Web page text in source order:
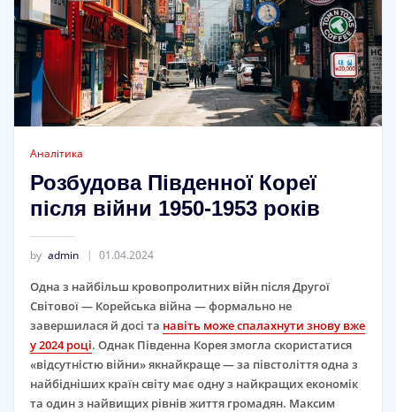
Аналітика
Розбудова Південної Кореї
після війни 1950-1953 років
by admin 01.04.2024
Одна з найбільш кровопролитних війн після Другої
Світової — Корейська війна — формально не
завершилася й досі та навіть може спалахнути знову вже
у 2024 році. Однак Південна Корея змогла скористатися
«відсутністю війни» якнайкраще — за півстоліття одна з
найбідніших країн світу має одну з найкращих економік
та один з найвищих рівнів життя громадян. Максим